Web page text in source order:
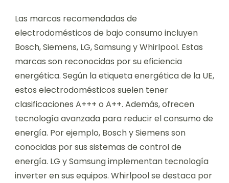
Las marcas recomendadas de
electrodomésticos de bajo consumo incluyen
Bosch, Siemens, LG, Samsung y Whirlpool. Estas
marcas son reconocidas por su eficiencia
energética. Según la etiqueta energética de la UE,
estos electrodomésticos suelen tener
clasificaciones A+++ o A++. Además, ofrecen
tecnología avanzada para reducir el consumo de
energía. Por ejemplo, Bosch y Siemens son
conocidas por sus sistemas de control de
energía. LG y Samsung implementan tecnología
inverter en sus equipos. Whirlpool se destaca por